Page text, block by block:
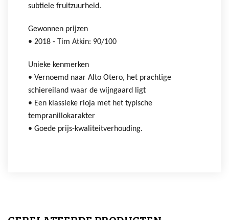
subtiele fruitzuurheid.
Gewonnen prijzen
• 2018 ‐ Tim Atkin: 90/100
Unieke kenmerken
• Vernoemd naar Alto Otero, het prachtige
schiereiland waar de wijngaard ligt
• Een klassieke rioja met het typische
tempranillokarakter
• Goede prijs-kwaliteitverhouding.